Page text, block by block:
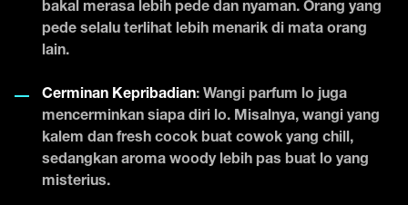
bakal merasa lebih pede dan nyaman. Orang yang
pede selalu terlihat lebih menarik di mata orang
lain.
Cerminan Kepribadian: Wangi parfum lo juga
mencerminkan siapa diri lo. Misalnya, wangi yang
kalem dan fresh cocok buat cowok yang chill,
sedangkan aroma woody lebih pas buat lo yang
misterius.